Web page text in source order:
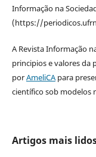
Informação na
(https://
A Revista Informação
principios e valores da
porAmeliCApara
científico sob modelos
Artigos mais